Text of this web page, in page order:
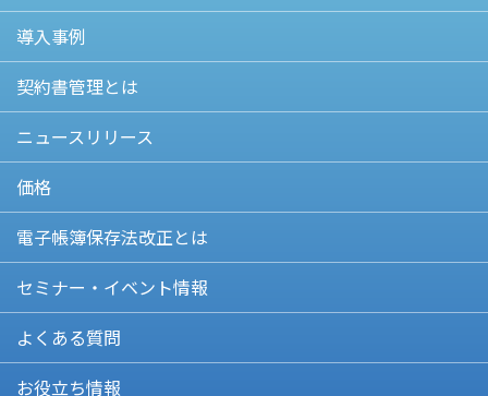
導入事例
契約書管理とは
ニュースリリース
価格
電子帳簿保存法改正とは
セミナー・イベント情報
よくある質問
お役立ち情報